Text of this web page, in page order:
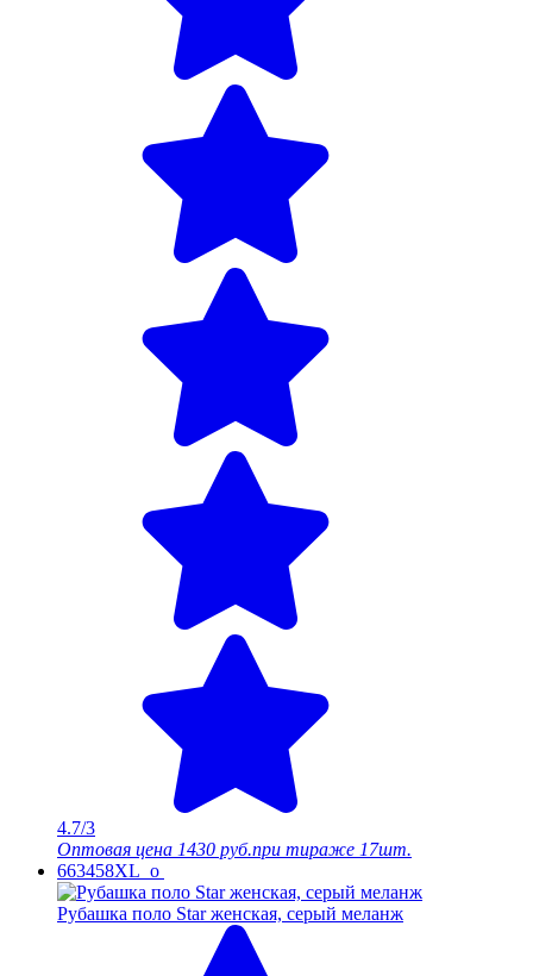
4.7/3
Оптовая цена 1430 руб.при тираже 17шт.
663458XL_o
Рубашка поло Star женская, серый меланж